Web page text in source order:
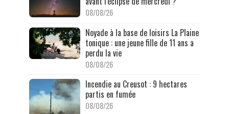
08/08/26
Noyade à la base de loisirs La Plaine
tonique : une jeune fille de 11 ans a
perdu la vie
08/08/26
Incendie au Creusot : 9 hectares
partis en fumée
08/08/26